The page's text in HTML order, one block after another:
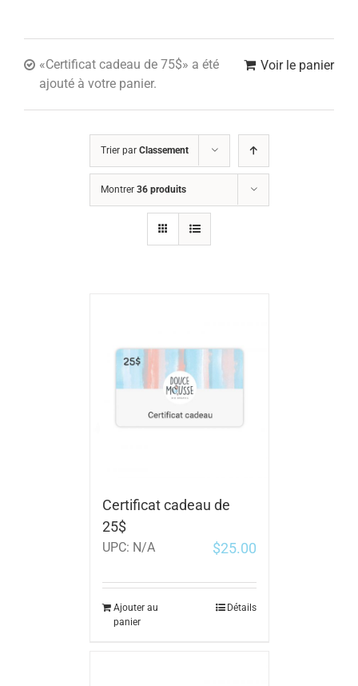
Voir le panier
«Certificat cadeau de 75$» a été
ajouté à votre panier.
Trier par Classement
Montrer 36 produits
Certificat cadeau de
25$
UPC: N/A $25.00
Ajouter au
panier
Détails